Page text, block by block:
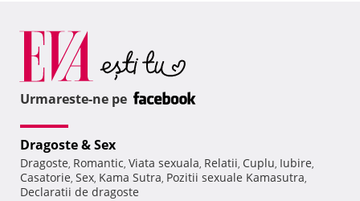
Urmareste-ne pe
Dragoste & Sex
Dragoste, Romantic, Viata sexuala, Relatii, Cuplu, Iubire,
Casatorie, Sex, Kama Sutra, Pozitii sexuale Kamasutra,
Declaratii de dragoste